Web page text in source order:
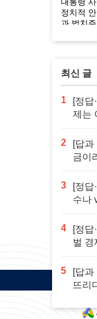
최신 글
1
[정답
제는
2
[답
금이
알아
3
[정답
수나
4
[정답
벌 경
5
[답과
뜨리
할을